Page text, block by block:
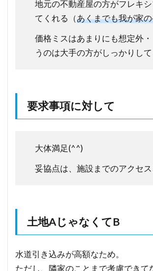
地元の不動産屋の方がフレキ
てくれる（あくまでも我が家
価格ミスはあまりにも想定外
うのは大手の方がしっかりして
要求事項に対して
大体満足(^^)
妥協点は、施設までのアクセ
土地AじゃなくてB
水道引き込みが高額なため。
ただし、隣家のことまで考慮できて